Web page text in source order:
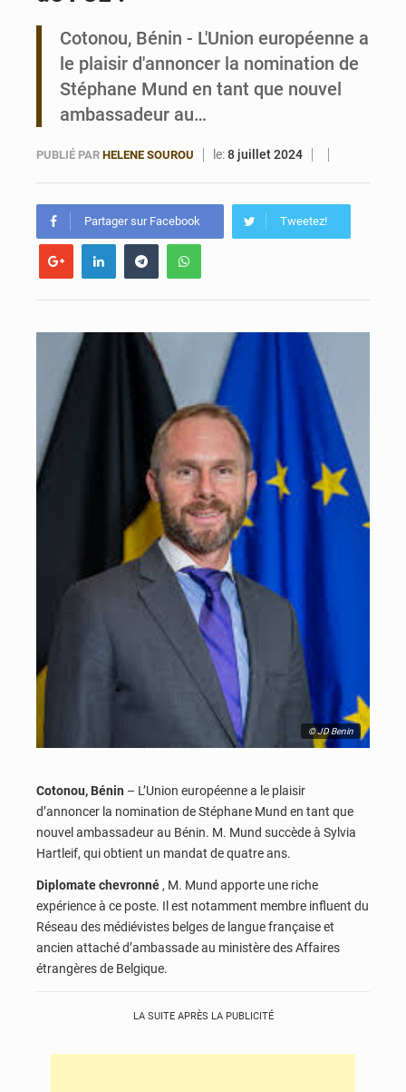
Bénin : Le CEG La Verdure de Ouèdo fait sa mue pour la rentrée
Cotonou, Bénin - L'Union européenne a
le plaisir d'annoncer la nomination de
Stéphane Mund en tant que nouvel
ambassadeur au…
PUBLIÉ PAR HELENE SOUROU le:8 juillet 2024
Partager sur Facebook Tweetez!
© JD Benin
Cotonou, Bénin – L’Union européenne a le plaisir
d’annoncer la nomination de Stéphane Mund en tant que
nouvel ambassadeur au Bénin. M. Mund succède à Sylvia
Hartleif, qui obtient un mandat de quatre ans.
Diplomate chevronné, M. Mund apporte une riche
expérience à ce poste. Il est notamment membre influent du
Réseau des médiévistes belges de langue française et
ancien attaché d’ambassade au ministère des Affaires
étrangères de Belgique.
LA SUITE APRÈS LA PUBLICITÉ